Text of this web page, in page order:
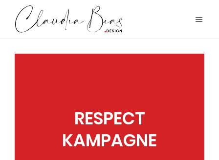
RESPECT
KAMPAGNE